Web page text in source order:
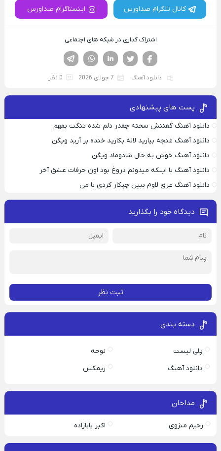
کانال تلگرام صداورس اینستاگرام صداورس
اشتراک گذاری در شبکه های اجتماعی
لینکدین تویتر
فیسوک
دانلود آهنگ 7 جولای 2026 0 نظر
پست های پیشنهادی
دانلود آهنگ گفتنش سخته چقدر دلم شده تنگت بفهم
دانلود آهنگ غنچه بیارید لاله بکارید خنده بر آرید ویگن
دانلود آهنگ خوش به حال شادوماد ویگن
دانلود آهنگ با اینکه میدونم دروغ بود اون حرفات عشق آخر
دانلود آهنگ غرق لاوم ببین چیکار کردی با من
دیدگاه خود را بگذارید
ثبت نظر
دسته بندی
پلی لیست
نوحه
دانلود آهنگ
ریمکس
مداحان
رحیم منزوی اکبر بابازاده